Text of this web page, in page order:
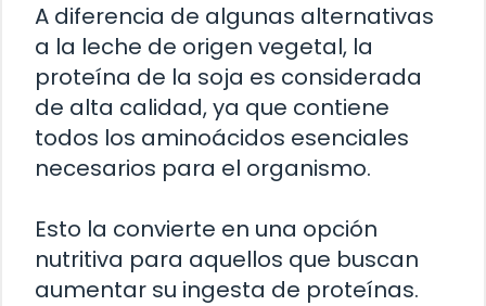
A diferencia de algunas alternativas
a la leche de origen vegetal, la
proteína de la soja es considerada
de alta calidad, ya que contiene
todos los aminoácidos esenciales
necesarios para el organismo.
Esto la convierte en una opción
nutritiva para aquellos que buscan
aumentar su ingesta de proteínas.